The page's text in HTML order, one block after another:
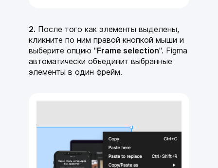
2. После того как элементы выделены,
кликните по ним правой кнопкой мыши и
выберите опцию "Frame selection". Figma
автоматически объединит выбранные
элементы в один фрейм.